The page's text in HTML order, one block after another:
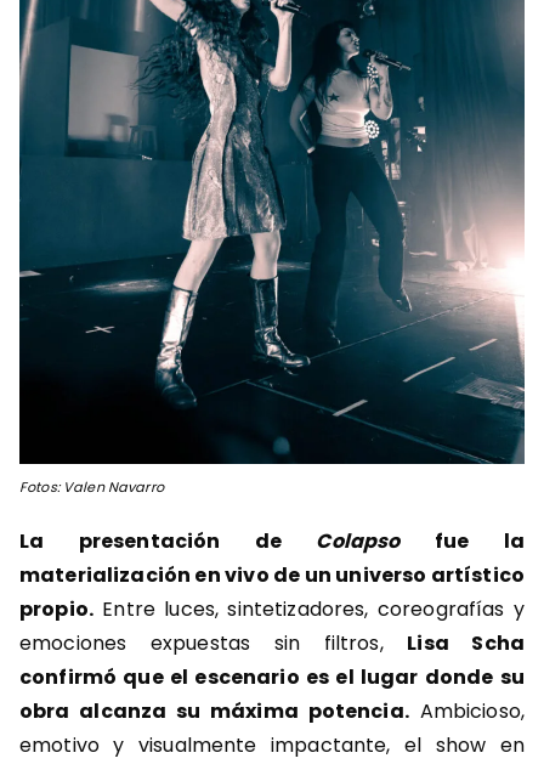
Fotos: Valen Navarro
La presentación de Colapsofue la
materialización en vivo de un universo artístico
propio.Entre luces, sintetizadores, coreografías y
emociones expuestas sin filtros, Lisa Scha
confirmó que el escenario es el lugar donde su
obra alcanza su máxima potencia.Ambicioso,
emotivo y visualmente impactante, el show en